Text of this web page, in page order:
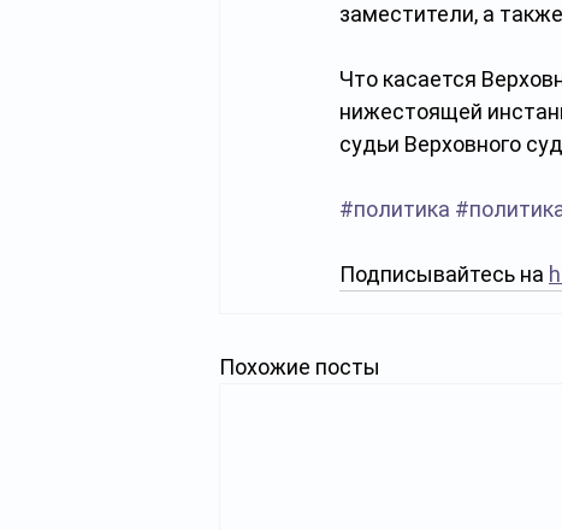
заместители, а
Что касается
нижестоящей
судьи Верховного
#политика
Подписывайтесь на
Похожие посты